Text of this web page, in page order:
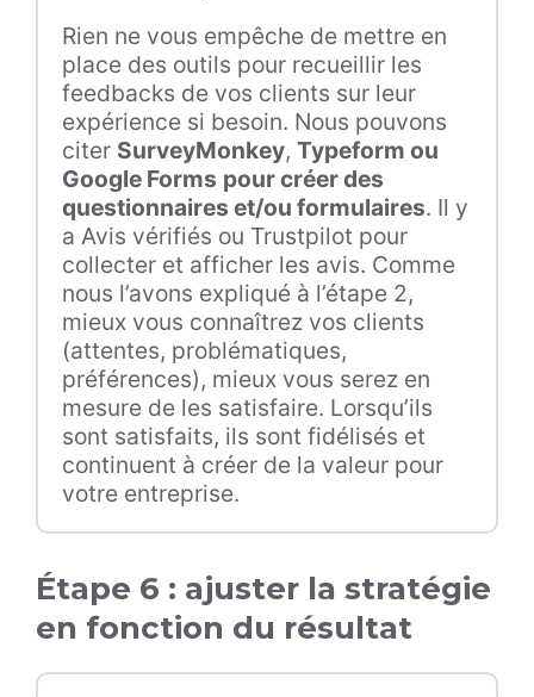
Rien ne vous empêche de mettre en
place des outils pour recueillir les
feedbacks de vos clients sur leur
expérience si besoin. Nous pouvons
citer SurveyMonkey, Typeform ou
Google Forms pour créer des
questionnaires et/ou formulaires. Il y
a Avis vérifiés ou Trustpilot pour
collecter et afficher les avis. Comme
nous l’avons expliqué à l’étape 2,
mieux vous connaîtrez vos clients
(attentes, problématiques,
préférences), mieux vous serez en
mesure de les satisfaire. Lorsqu’ils
sont satisfaits, ils sont fidélisés et
continuent à créer de la valeur pour
votre entreprise.
Étape 6 : ajuster la stratégie
en fonction du résultat